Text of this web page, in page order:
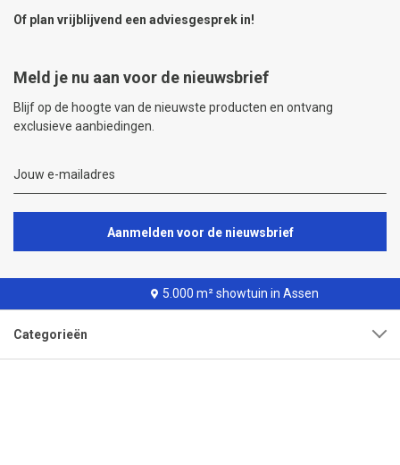
Of plan vrijblijvend een adviesgesprek in!
Meld je nu aan voor de nieuwsbrief
Blijf op de hoogte van de nieuwste producten en ontvang
exclusieve aanbiedingen.
Aanmelden voor de nieuwsbrief
5.000 m² showtuin in Assen
Categorieën